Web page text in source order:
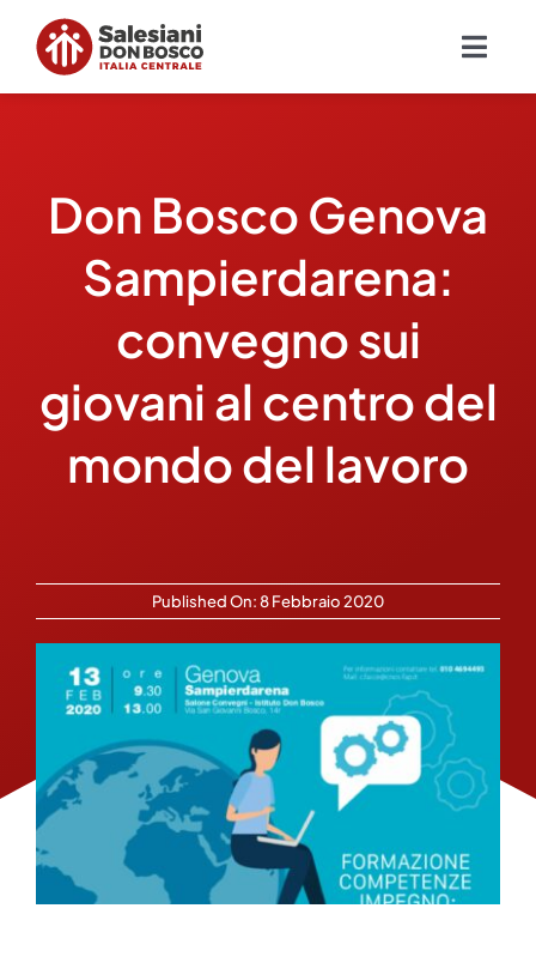
contenuto
Missione
Ambiti
Ambienti educativi e servizi
Blog
Don Bosco Genova
Sampierdarena:
convegno sui
giovani al centro del
mondo del lavoro
Published On: 8 Febbraio 2020